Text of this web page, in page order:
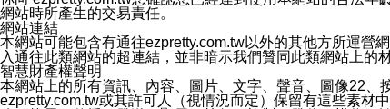
5.開關「接收LINE通知型訊息」
❗️關閉「接收通知型訊息」後，將不會接收到來自任何企
網站時所產生的交易責任。
網站連結
本網站可能包含有通往ezpretty.com.tw以外的其他方所運營
入通往此類網站的超連結，並非暗示我們贊同此類網站上的
智慧財產權聲明
本網站上的所有資訊、內容、圖片、文字、聲音、圖像22、
ezpretty.com.tw或其許可人（視情況而定）保留有這些素材